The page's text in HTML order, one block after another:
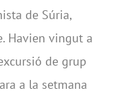
de Súria,
Havien vingut a
de grup
a la setmana